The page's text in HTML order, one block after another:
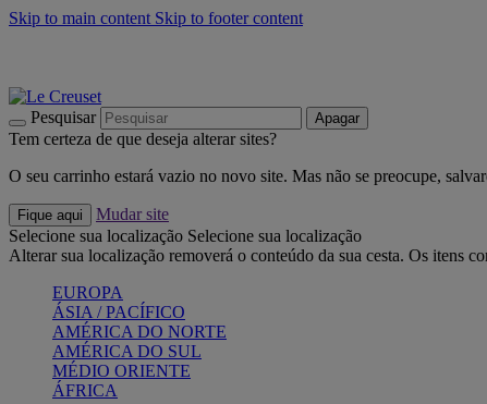
Skip to main content Skip to footer content
Pesquisar Apagar
Tem certeza de que deseja alterar sites?
O seu carrinho estará vazio no novo site. Mas não se preocupe,
Fique aqui
Mudar site
Selecione sua localização Selecione sua localização
Alterar sua localização removerá o conteúdo da sua cesta. Os itens
EUROPA
ÁSIA / PACÍFICO
AMÉRICA DO NORTE
AMÉRICA DO SUL
MÉDIO ORIENTE
ÁFRICA